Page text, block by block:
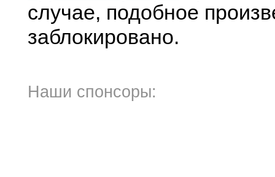
случае, подобное
заблокировано.
Наши спонсоры: